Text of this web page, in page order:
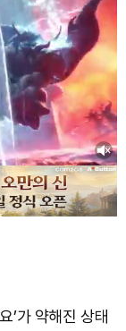
’가 약해진 상태